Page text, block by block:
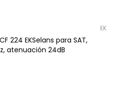
EK
224 EKSelans para SAT,
atenuación 24dB